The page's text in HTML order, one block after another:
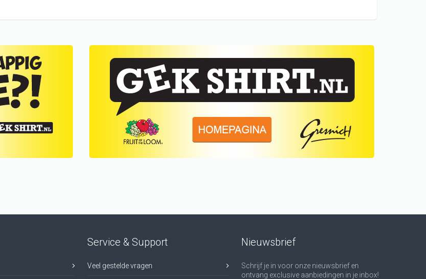
Service & Support
Veel gestelde vragen
Nieuwsbrief
Schrijf je in voor onze nieuwsbrief en
ontvang exclusive aanbiedingen in je inbox!